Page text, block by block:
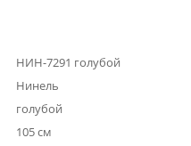
НИН-7291 голубой
Нинель
голубой
105 см